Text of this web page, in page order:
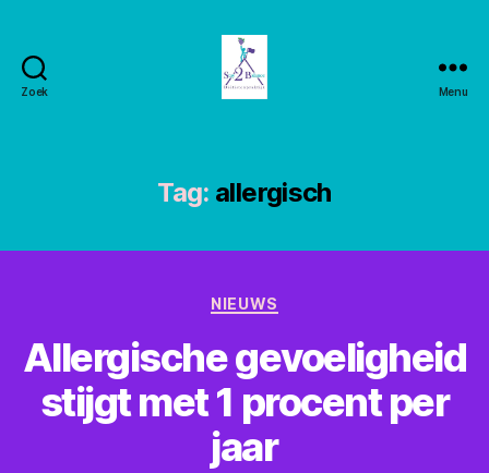
Zoek Menu
Tag: allergisch
Categorieën
NIEUWS
Allergische gevoeligheid
stijgt met 1 procent per
jaar